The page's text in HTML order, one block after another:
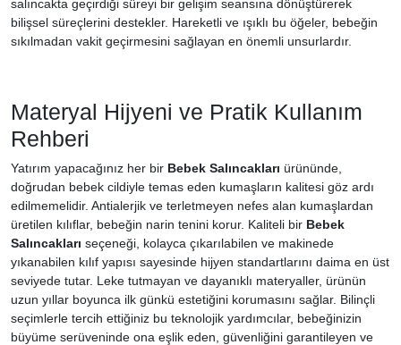
salıncakta geçirdiği süreyi bir gelişim seansına dönüştürerek
bilişsel süreçlerini destekler. Hareketli ve ışıklı bu öğeler, bebeğin
sıkılmadan vakit geçirmesini sağlayan en önemli unsurlardır.
Materyal Hijyeni ve Pratik Kullanım
Rehberi
Yatırım yapacağınız her bir Bebek Salıncakları ürününde,
doğrudan bebek cildiyle temas eden kumaşların kalitesi göz ardı
edilmemelidir. Antialerjik ve terletmeyen nefes alan kumaşlardan
üretilen kılıflar, bebeğin narin tenini korur. Kaliteli bir Bebek
Salıncakları seçeneği, kolayca çıkarılabilen ve makinede
yıkanabilen kılıf yapısı sayesinde hijyen standartlarını daima en üst
seviyede tutar. Leke tutmayan ve dayanıklı materyaller, ürünün
uzun yıllar boyunca ilk günkü estetiğini korumasını sağlar. Bilinçli
seçimlerle tercih ettiğiniz bu teknolojik yardımcılar, bebeğinizin
büyüme serüveninde ona eşlik eden, güvenliğini garantileyen ve